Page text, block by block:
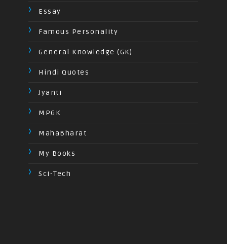
Essay
Famous Personality
General Knowledge (GK)
Hindi Quotes
Jyanti
MPGK
MahaBharat
My Books
Sci-Tech